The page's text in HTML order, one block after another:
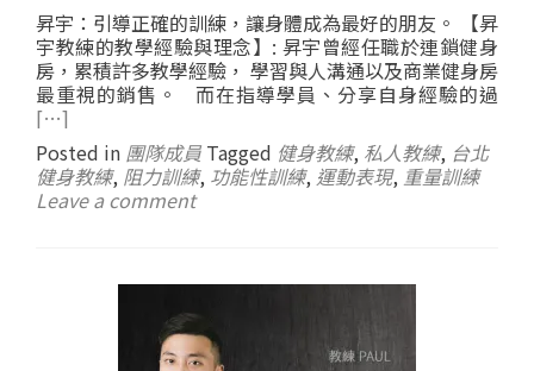
昇宇：引導正確的訓練，讓身體成為最好的朋友。 【昇
宇教練的教學經驗與理念】: 昇宇曾經任職於連鎖健身
房，累積許多教學經驗， 學習與人溝通以及商業健身房
最重視的銷售。 而在指導學員、分享自身經驗的過
[…]
Posted in 團隊成員 Tagged 健身教練, 私人教練, 台北
健身教練, 阻力訓練, 功能性訓練, 運動表現, 重量訓練
Leave a comment